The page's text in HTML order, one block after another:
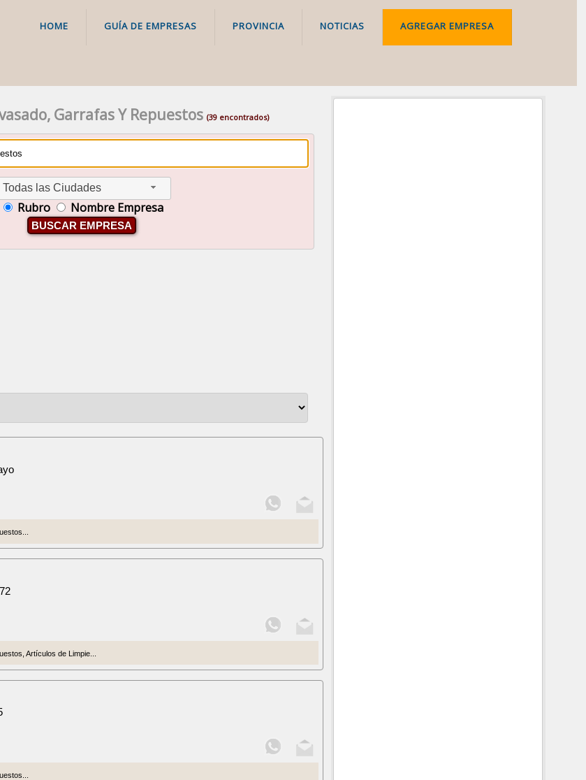
HOME GUÍA DE EMPRESAS PROVINCIA NOTICIAS AGREGAR EMPRESA
Garrafas Y Repuestos(39 encontrados)
Todas las Ciudades
Rubro Nombre Empresa
BUSCAR EMPRESA
Artículos de Limpie...